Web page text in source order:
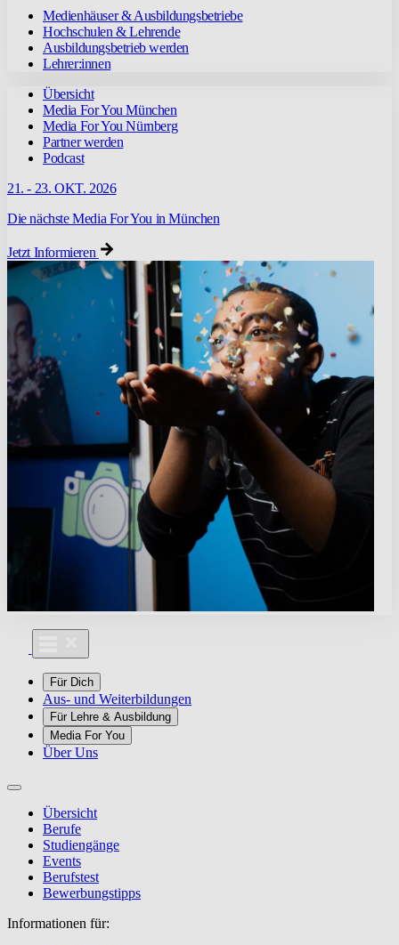
Medienhäuser & Ausbildungsbetriebe
Hochschulen & Lehrende
Ausbildungsbetrieb werden
Lehrer:innen
Übersicht
Media For You München
Media For You Nürnberg
Partner werden
Podcast
21. - 23. OKT. 2026
Die nächste Media For You in München
Jetzt Informieren
Für Dich
Aus- und Weiterbildungen
Für Lehre & Ausbildung
Media For You
Über Uns
Übersicht
Berufe
Studiengänge
Events
Berufstest
Bewerbungstipps
Informationen für: